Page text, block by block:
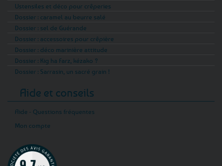
Ustensiles et déco pour crêperies
Dossier : caramel au beurre salé
Dossier : sel de Guérande
Dossier : accessoires pour crêpière
Dossier : déco marinière attitude
Dossier : Kig ha Farz, kézako ?
Dossier : Sarrasin, un sacré grain !
Aide et conseils
Aide - Questions fréquentes
Mon compte